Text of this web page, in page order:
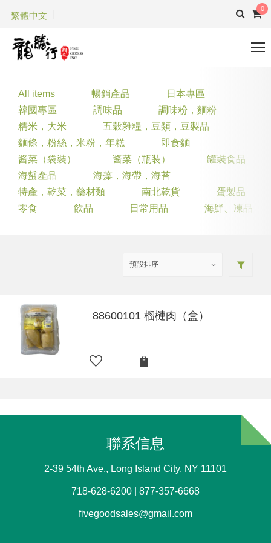
繁體中文
0
All items 暢銷產品
日本專區
韓國專區
調味品
調味粉，麵粉
糯米，大米
五穀雜糧，豆類，豆製品
麵條，粉絲，米粉，年糕
即食麵
酱菜（袋裝）
酱菜（瓶装）
罐裝食品
海蜇產品
海藻，海帶，海苔
特產，乾菜，藥材類
南北乾貨
蛋製品
零食
飲品 日常用品 海鮮、凍品
88600101 榴槤肉（盒）
聯系信息
2-39 54th Ave., Long Island City, NY 11101
718-628-6200 | 877-357-6668
fivegoodsales@gmail.com